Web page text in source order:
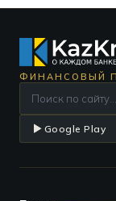
ФИНАНСОВЫЙ
Google Play